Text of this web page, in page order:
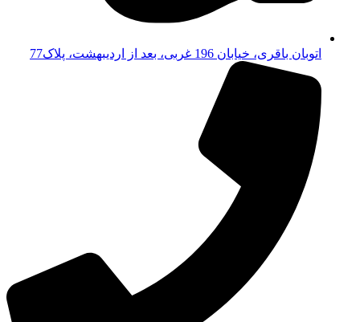
اتوبان باقری، خیابان 196 غربی، بعد از اردیبهشت، پلاک77